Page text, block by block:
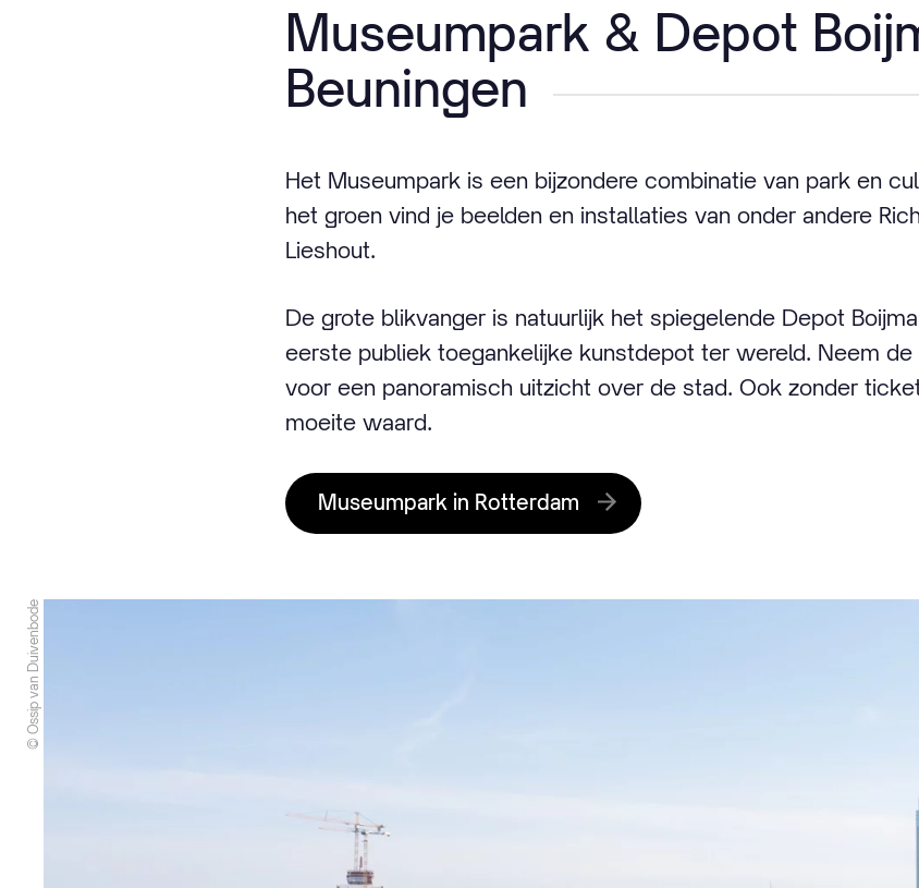
Museumpark & Depot
Beuningen
Het Museumpark is een bijzondere combinatie van park en
het groen vind je beelden en installaties van onder andere
Lieshout.
De grote blikvanger is natuurlijk het spiegelende Depot
eerste publiek toegankelijke kunstdepot ter wereld. Neem
voor een panoramisch uitzicht over de stad. Ook zonder
moeite waard.
Museumpark in Rotterdam
© Ossip van Duivenbode